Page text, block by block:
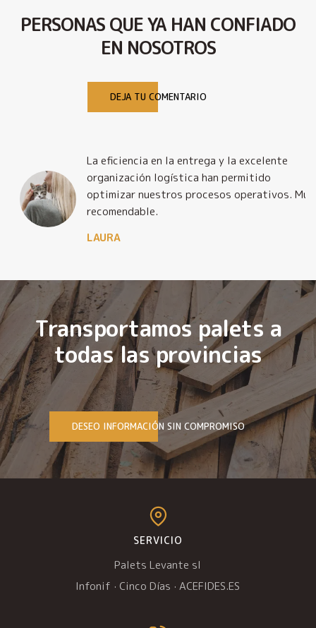
PERSONAS QUE YA HAN CONFIADO
EN NOSOTROS
DEJA TU COMENTARIO
La eficiencia en la entrega y la excelente
organización logística han permitido
optimizar nuestros procesos operativos. Muy
recomendable.
LAURA
Transportamos palets a
todas las provincias
DESEO INFORMACIÓN SIN COMPROMISO
SERVICIO
Palets Levante sl
Infonif ·Cinco Días ·ACEFIDES.ES